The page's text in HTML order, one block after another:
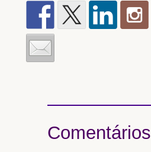
Comentários